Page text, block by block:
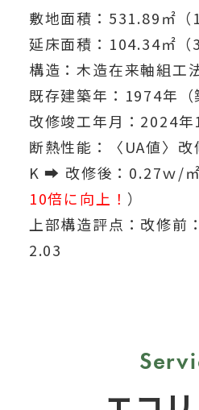
敷地面積：531.89㎡（
延床面積：104.34㎡（
構造：木造在来軸組工
既存建築年：1974年（
改修竣工年月：2024年
断熱性能：〈UA値〉
K ➡ 改修後：0.27ｗ/
10倍に向上！ ）
上部構造評点：改修前
2.03